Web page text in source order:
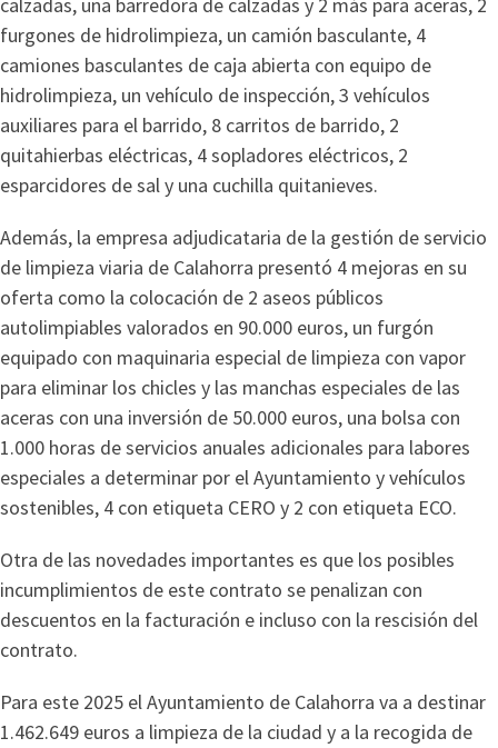
calzadas, una barredora de calzadas y 2 más para aceras, 2
furgones de hidrolimpieza, un camión basculante, 4
camiones basculantes de caja abierta con equipo de
hidrolimpieza, un vehículo de inspección, 3 vehículos
auxiliares para el barrido, 8 carritos de barrido, 2
quitahierbas eléctricas, 4 sopladores eléctricos, 2
esparcidores de sal y una cuchilla quitanieves.
Además, la empresa adjudicataria de la gestión de servicio
de limpieza viaria de Calahorra presentó 4 mejoras en su
oferta como la colocación de 2 aseos públicos
autolimpiables valorados en 90.000 euros, un furgón
equipado con maquinaria especial de limpieza con vapor
para eliminar los chicles y las manchas especiales de las
aceras con una inversión de 50.000 euros, una bolsa con
1.000 horas de servicios anuales adicionales para labores
especiales a determinar por el Ayuntamiento y vehículos
sostenibles, 4 con etiqueta CERO y 2 con etiqueta ECO.
Otra de las novedades importantes es que los posibles
incumplimientos de este contrato se penalizan con
descuentos en la facturación e incluso con la rescisión del
contrato.
Para este 2025 el Ayuntamiento de Calahorra va a destinar
1.462.649 euros a limpieza de la ciudad y a la recogida de